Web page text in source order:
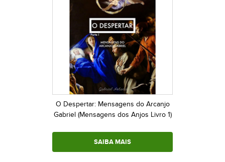
O Despertar: Mensagens do Arcanjo
Gabriel (Mensagens dos Anjos Livro 1)
SAIBA MAIS